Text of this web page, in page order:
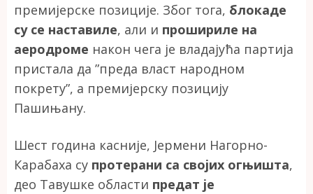
премијерске позиције. Због тога, блокаде
су се наставиле, али и прошириле на
аеродроме након чега је владајућа партија
пристала да ”преда власт народном
покрету”, а премијерску позицију
Пашињану.
Шест година касније, Јермени Нагорно-
Карабаха су протерани са својих огњишта,
део Тавушке области предат је